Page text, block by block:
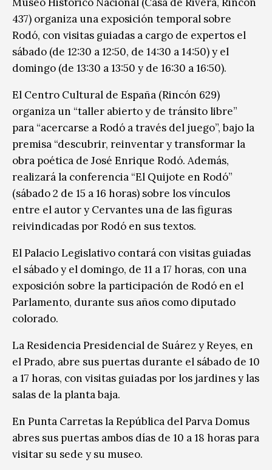
437) organiza una exposición temporal sobre
Rodó, con visitas guiadas a cargo de expertos el
sábado (de 12:30 a 12:50, de 14:30 a 14:50) y el
domingo (de 13:30 a 13:50 y de 16:30 a 16:50).
El Centro Cultural de España (Rincón 629)
organiza un “taller abierto y de tránsito libre”
para “acercarse a Rodó a través del juego”, bajo la
premisa “descubrir, reinventar y transformar la
obra poética de José Enrique Rodó. Además,
realizará la conferencia “El Quijote en Rodó”
(sábado 2 de 15 a 16 horas) sobre los vínculos
entre el autor y Cervantes una de las figuras
reivindicadas por Rodó en sus textos.
El Palacio Legislativo contará con visitas guiadas
el sábado y el domingo, de 11 a 17 horas, con una
exposición sobre la participación de Rodó en el
Parlamento, durante sus años como diputado
colorado.
La Residencia Presidencial de Suárez y Reyes, en
el Prado, abre sus puertas durante el sábado de 10
a 17 horas, con visitas guiadas por los jardines y las
salas de la planta baja.
En Punta Carretas la República del Parva Domus
abres sus puertas ambos días de 10 a 18 horas para
visitar su sede y su museo.